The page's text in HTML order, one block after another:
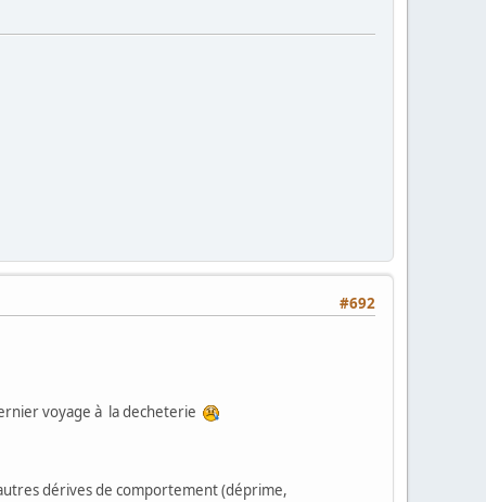
#692
voyage à la decheterie
dérives de comportement (déprime,